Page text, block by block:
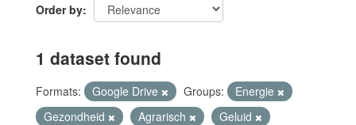
Order by
1 dataset found
Formats: Google Drive Groups:
Energie
Gezondheid
Agrarisch
Geluid